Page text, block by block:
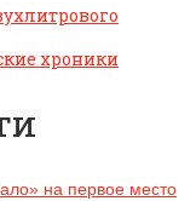
хроники
на первое место